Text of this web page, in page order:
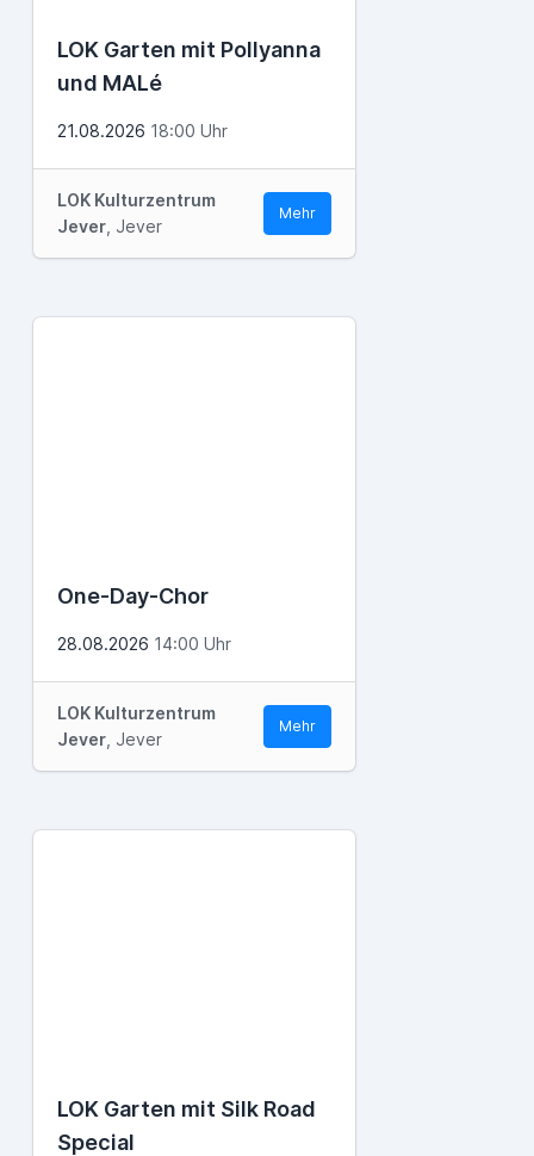
LOK Garten mit Pollyanna
und MALé
21.08.2026 18:00 Uhr
LOK Kulturzentrum
Jever , Jever
Mehr
One-Day-Chor
28.08.2026 14:00 Uhr
LOK Kulturzentrum
Jever , Jever
Mehr
LOK Garten mit Silk Road
Special